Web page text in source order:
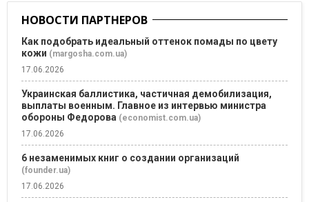
НОВОСТИ ПАРТНЕРОВ
Как подобрать идеальный оттенок помады по цвету
кожи (margosha.com.ua)
17.06.2026
Украинская баллистика, частичная демобилизация,
выплаты военным. Главное из интервью министра
обороны Федорова (economist.com.ua)
17.06.2026
6 незаменимых книг о создании организаций
(founder.ua)
17.06.2026